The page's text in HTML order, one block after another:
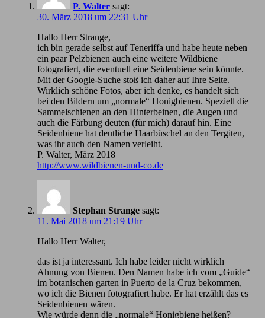
P. Walter sagt:
30. März 2018 um 22:31 Uhr
Hallo Herr Strange,
ich bin gerade selbst auf Teneriffa und habe heute neben
ein paar Pelzbienen auch eine weitere Wildbiene
fotografiert, die eventuell eine Seidenbiene sein könnte.
Mit der Google-Suche stoß ich daher auf Ihre Seite.
Wirklich schöne Fotos, aber ich denke, es handelt sich
bei den Bildern um „normale“ Honigbienen. Speziell die
Sammelschienen an den Hinterbeinen, die Augen und
auch die Färbung deuten (für mich) darauf hin. Eine
Seidenbiene hat deutliche Haarbüschel an den Tergiten,
was ihr auch den Namen verleiht.
P. Walter, März 2018
http://www.wildbienen-und-co.de
Stephan Strange sagt:
11. Mai 2018 um 21:19 Uhr
Hallo Herr Walter,
das ist ja interessant. Ich habe leider nicht wirklich
Ahnung von Bienen. Den Namen habe ich vom „Guide“
im botanischen garten in Puerto de la Cruz bekommen,
wo ich die Bienen fotografiert habe. Er hat erzählt das es
Seidenbienen wären.
Wie würde denn die „normale“ Honigbiene heißen?